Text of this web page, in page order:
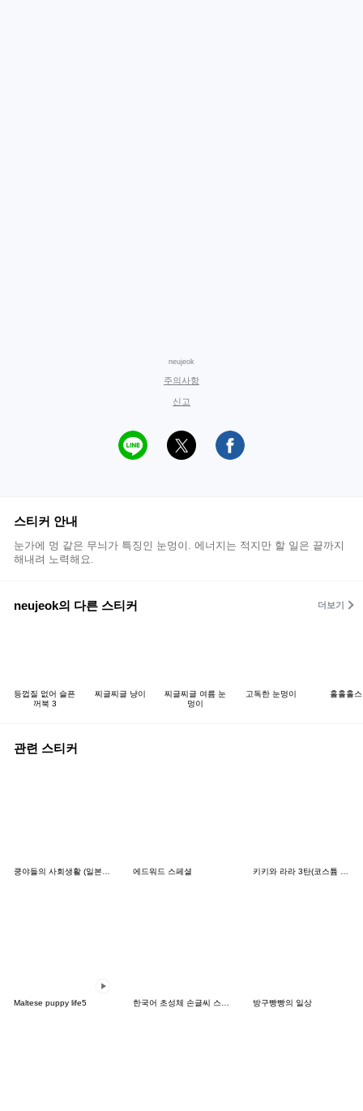
neujeok
주의사항
신고
스티커 안내
눈가에 멍 같은 무늬가 특징인 눈멍이. 에너지는 적지만 할 일은 끝까지
해내려 노력해요.
neujeok의 다른 스티커 더보기
등껍질 없어 슬픈
꺼북 3
찌글찌글 냥이
찌글찌글 여름 눈
멍이
고독한 눈멍이 홀홀홀스
관련 스티커
쿵야들의 사회생활 (일본어) 에드워드 스페셜 키키와 라라 3탄(코스튬 특집)
Maltese puppy life5 방구빵빵의 일상